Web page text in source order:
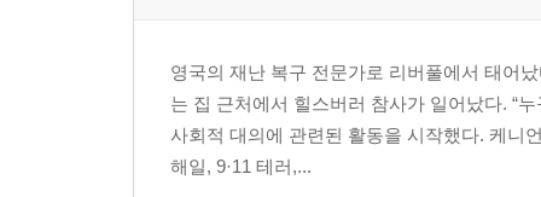
영국의 재난 복구 전문가로 리버풀에서 태어
는 집 근처에서 힐스버러 참사가 일어났다. “
사회적 대의에 관련된 활동을 시작했다. 케니
해일, 9·11 테러,...